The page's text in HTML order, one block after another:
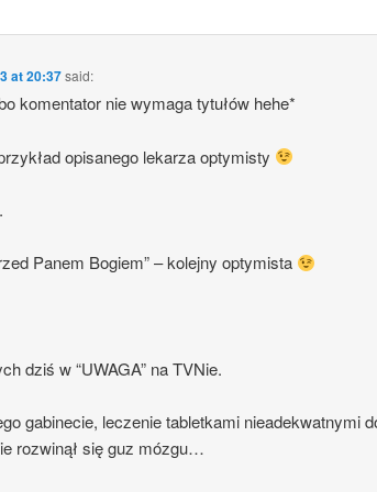
at 20:37said:
komentator nie wymaga tytułów hehe*
opisanego lekarza optymisty
Panem Bogiem” – kolejny optymista
dziś w “UWAGA” na TVNie.
gabinecie, leczenie tabletkami nieadekwatnymi
rozwinął się guz mózgu…